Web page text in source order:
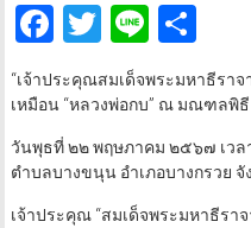
Facebook
Twitter
Line
“เจ้าประคุณสมเด็จพระมหาธีรา
เหมือน “หลวงพ่อกบ” ณ มณฑลพิ
วันพุธที่ ๒๒ พฤษภาคม ๒๕๖๗ เว
ตำบลบางขนุน อำเภอบางกรวย
เจ้าประคุณ “สมเด็จพระมหาธีรา